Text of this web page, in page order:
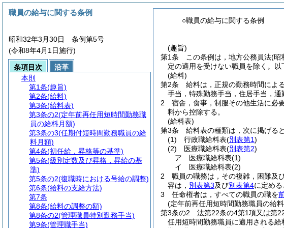
○職員の給与に関する条例
(趣旨)
第1条
この条例は，地方公務員法(昭
定の適用を受けない職員を除く。
(給料)
第2条
給料は，正規の勤務時間によ
手当，特殊勤務手当，住居手当，
2
宿舎，食事，制服その他生活に必
料から控除する。
(給料表)
第3条
給料表の種類は，次に掲げる
(1)
行政職給料表(別表第1)
(2)
医療職給料表(別表第2)
ア
医療職給料表(1)
イ
医療職給料表(2)
2
職員の職務は，その複雑，困難及
容は， 別表第3及び別表第4に定める
3
任命権者は，すべての職員の職を
(定年前再任用短時間勤務職員の給
第3条の2
法第22条の4第1項又は第
任用短時間勤務職員に適用される
職員の給与に関する条例
昭和32年3月30日 条例第5号
(令和8年4月1日施行)
条項目次
沿革
本則
第1条(趣旨)
第2条(給料)
第3条(給料表)
第3条の2(定年前再任用短時間勤務職
員の給料月額)
第3条の3(任期付短時間勤務職員の給
料月額)
第4条(初任給，昇格等の基準)
第5条(級別定数及び昇格，昇給の基
準)
第5条の2(復職時における号給の調整)
第6条(給料の支給方法)
第7条
第8条(給料の調整の額)
第8条の2(管理職員特別勤務手当)
第9条(管理職手当)